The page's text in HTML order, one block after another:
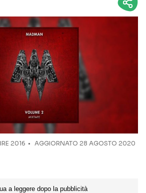
Seguici sui social
2016
AGGIORNATO 28 AGOSTO 2020